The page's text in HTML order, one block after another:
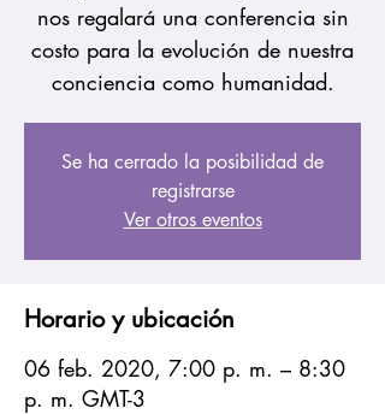
nos regalará una conferencia sin
costo para la evolución de nuestra
conciencia como humanidad.
Se ha cerrado la posibilidad de
registrarse
Ver otros eventos
Horario y ubicación
06 feb. 2020, 7:00 p. m. – 8:30
p. m. GMT-3